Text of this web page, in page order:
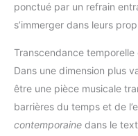
ponctué par un refrain
s’immerger dans leurs
Transcendance temporelle
Dans une dimension plus
être une pièce musicale
barrières du temps et de
contemporaine dans le